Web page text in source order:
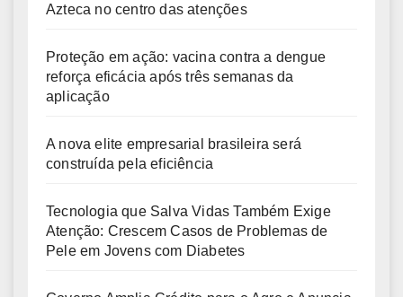
Azteca no centro das atenções
Proteção em ação: vacina contra a dengue
reforça eficácia após três semanas da
aplicação
A nova elite empresarial brasileira será
construída pela eficiência
Tecnologia que Salva Vidas Também Exige
Atenção: Crescem Casos de Problemas de
Pele em Jovens com Diabetes